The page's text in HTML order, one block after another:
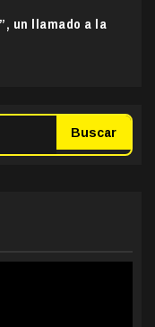
un llamado a la
Buscar